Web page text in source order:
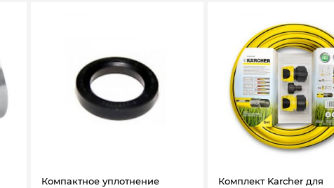
Компактное уплотнение
Комплект Karcher для